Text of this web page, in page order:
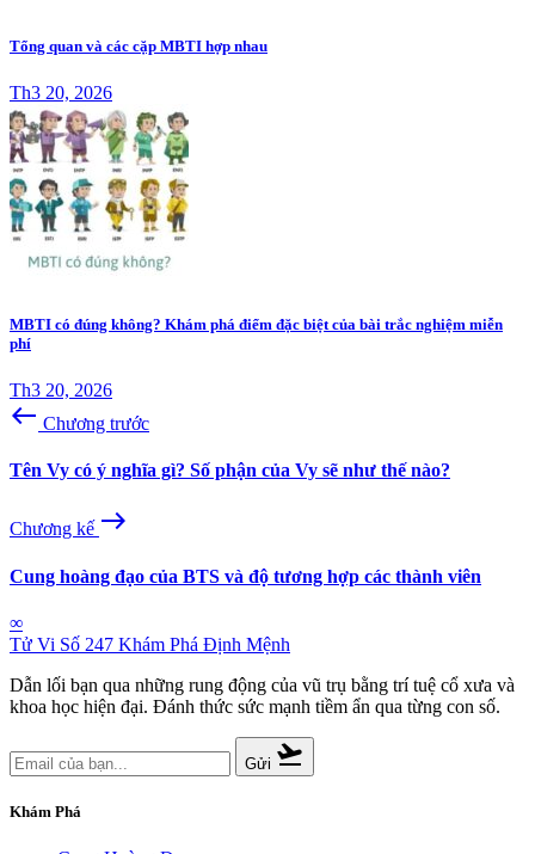
Tổng quan và các cặp MBTI hợp nhau
Th3 20, 2026
MBTI có đúng không? Khám phá điểm đặc biệt của bài trắc nghiệm miễn
phí
Th3 20, 2026
west Chương trước
Tên Vy có ý nghĩa gì? Số phận của Vy sẽ như thế nào?
Chương kế east
Cung hoàng đạo của BTS và độ tương hợp các thành viên
∞
Tử Vi Số 247 Khám Phá Định Mệnh
Dẫn lối bạn qua những rung động của vũ trụ bằng trí tuệ cổ xưa và
khoa học hiện đại. Đánh thức sức mạnh tiềm ẩn qua từng con số.
Gửi flight_takeoff
Khám Phá